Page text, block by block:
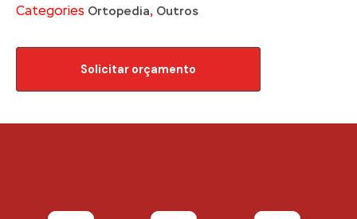
Categories Ortopedia, Outros
Solicitar orçamento